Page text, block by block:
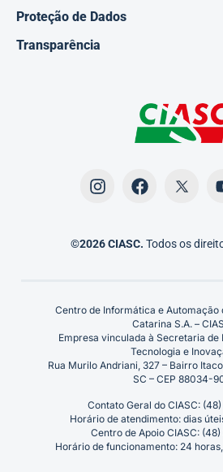
Proteção de Dados
Transparência
©2026 CIASC. Todos os
Centro de Informática e Automação
Catarina S.A. –
Empresa vinculada à Secretaria de
Tecnologia e
Rua Murilo Andriani, 327 – Bairro
SC – CEP 88034-
Contato Geral do CIASC:
Horário de atendimento: dias
Centro de Apoio CIASC:
Horário de funcionamento: 24